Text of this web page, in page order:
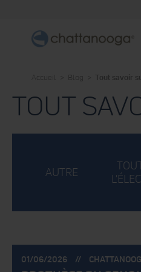
Accueil Blog Tout savoir
TOUT
AUTRE
POSTÉ
01/06/2026 POSTÉ